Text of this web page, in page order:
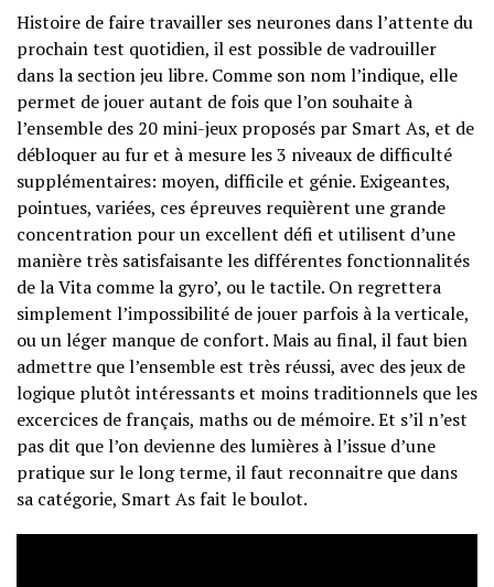
Histoire de faire travailler ses neurones dans l’attente du
prochain test quotidien, il est possible de vadrouiller
dans la section jeu libre. Comme son nom l’indique, elle
permet de jouer autant de fois que l’on souhaite à
l’ensemble des 20 mini-jeux proposés par Smart As, et de
débloquer au fur et à mesure les 3 niveaux de difficulté
supplémentaires: moyen, difficile et génie. Exigeantes,
pointues, variées, ces épreuves requièrent une grande
concentration pour un excellent défi et utilisent d’une
manière très satisfaisante les différentes fonctionnalités
de la Vita comme la gyro’, ou le tactile. On regrettera
simplement l’impossibilité de jouer parfois à la verticale,
ou un léger manque de confort. Mais au final, il faut bien
admettre que l’ensemble est très réussi, avec des jeux de
logique plutôt intéressants et moins traditionnels que les
excercices de français, maths ou de mémoire. Et s’il n’est
pas dit que l’on devienne des lumières à l’issue d’une
pratique sur le long terme, il faut reconnaitre que dans
sa catégorie, Smart As fait le boulot.